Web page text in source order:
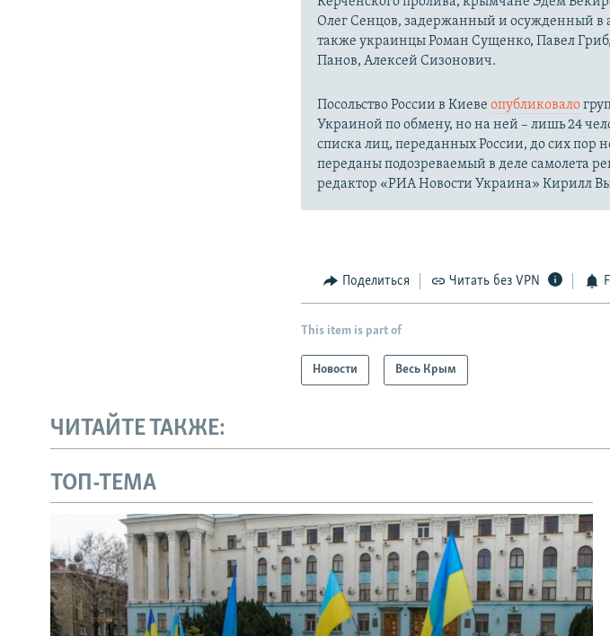
Олег Сенцов, задержанный и осужденный
также украинцы Роман Сущенко, Павел
Панов, Алексей Сизонович.
Посольство России в Киевеопубликовало
Украиной по обмену, но на ней – лишь 24
списка лиц, переданных России, до сих пор
переданы подозреваемый в деле самолета
редактор «РИА Новости Украина» Кирилл
Поделиться Читать без VPN
This item is part of
Новости Весь Крым
ЧИТАЙТЕ ТАКЖЕ:
ТОП-ТЕМА